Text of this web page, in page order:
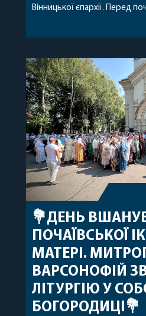
Вінницької єпархії. Перед
секретар Єпархіальної Ради
побажавши йому міцного
допомоги, миру, духовної
благословенних успіхів у
архіпастирському служінні.
💐ДЕНЬ
ПОЧАЇВСЬКОЇ
МАТЕРІ.
ВАРСОНОФІЙ
ЛІТУРГІЮ У
БОГОРОДИЦІ💐